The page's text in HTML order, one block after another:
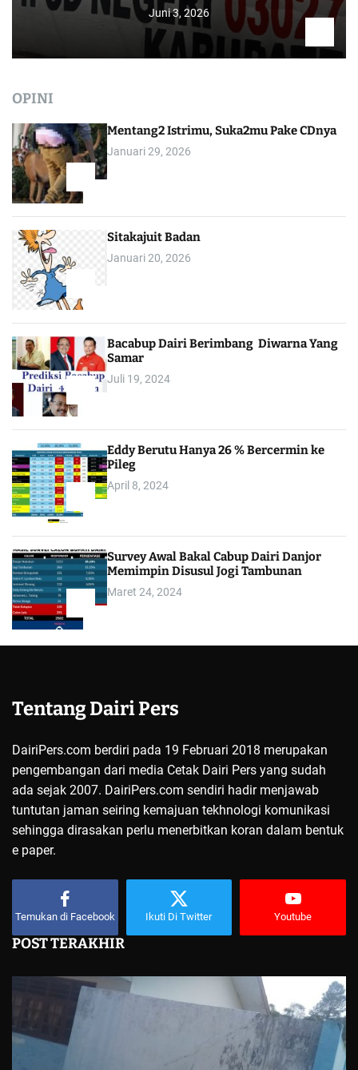
Juni 3, 2026
OPINI
Mentang2 Istrimu, Suka2mu Pake CDnya
Januari 29, 2026
Sitakajuit Badan
Januari 20, 2026
Bacabup Dairi Berimbang Diwarna Yang
Samar
Juli 19, 2024
Eddy Berutu Hanya 26 % Bercermin ke
Pileg
April 8, 2024
Survey Awal Bakal Cabup Dairi Danjor
Memimpin Disusul Jogi Tambunan
Maret 24, 2024
Tentang Dairi Pers
DairiPers.com berdiri pada 19 Februari 2018 merupakan
pengembangan dari media Cetak Dairi Pers yang sudah
ada sejak 2007. DairiPers.com sendiri hadir menjawab
tuntutan jaman seiring kemajuan tekhnologi komunikasi
sehingga dirasakan perlu menerbitkan koran dalam bentuk
e paper.
Temukan di Facebook Ikuti Di Twitter Youtube
POST TERAKHIR